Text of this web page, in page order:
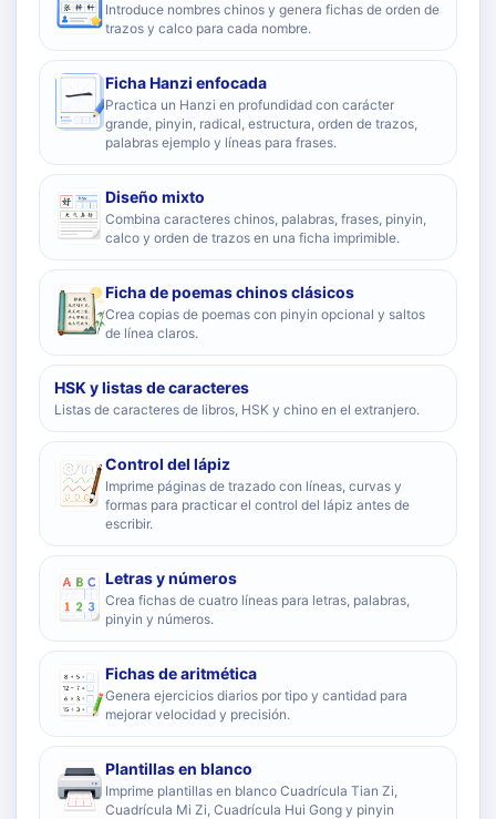
Introduce nombres chinos y genera fichas de orden de
trazos y calco para cada nombre.
Ficha Hanzi enfocada
Practica un Hanzi en profundidad con carácter
grande, pinyin, radical, estructura, orden de trazos,
palabras ejemplo y líneas para frases.
Diseño mixto
Combina caracteres chinos, palabras, frases, pinyin,
calco y orden de trazos en una ficha imprimible.
Ficha de poemas chinos clásicos
Crea copias de poemas con pinyin opcional y saltos
de línea claros.
HSK y listas de caracteres
Listas de caracteres de libros, HSK y chino en el extranjero.
Control del lápiz
Imprime páginas de trazado con líneas, curvas y
formas para practicar el control del lápiz antes de
escribir.
Letras y números
Crea fichas de cuatro líneas para letras, palabras,
pinyin y números.
Fichas de aritmética
Genera ejercicios diarios por tipo y cantidad para
mejorar velocidad y precisión.
Plantillas en blanco
Imprime plantillas en blanco Cuadrícula Tian Zi,
Cuadrícula Mi Zi, Cuadrícula Hui Gong y pinyin